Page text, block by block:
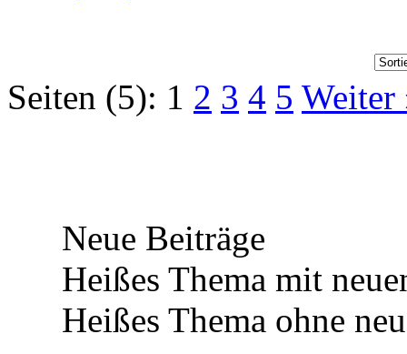
Seiten (5): 1 2 3 4 5 Weiter
Neue Beiträge
Heißes Thema mit
Heißes Thema ohne